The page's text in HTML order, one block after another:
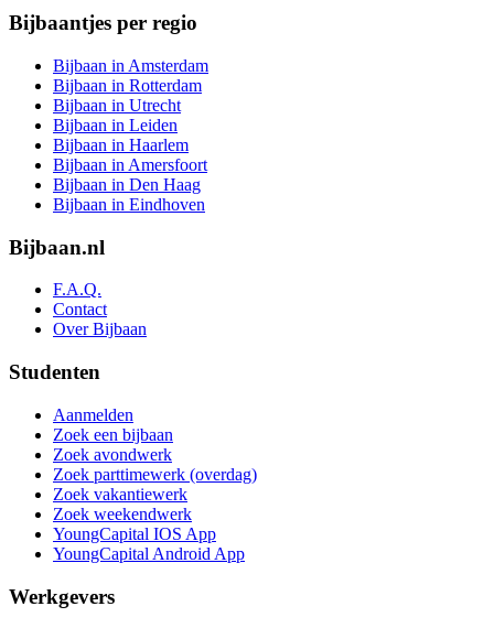
Bijbaantjes per regio
Bijbaan in Amsterdam
Bijbaan in Rotterdam
Bijbaan in Utrecht
Bijbaan in Leiden
Bijbaan in Haarlem
Bijbaan in Amersfoort
Bijbaan in Den Haag
Bijbaan in Eindhoven
Bijbaan.nl
F.A.Q.
Contact
Over Bijbaan
Studenten
Aanmelden
Zoek een bijbaan
Zoek avondwerk
Zoek parttimewerk (overdag)
Zoek vakantiewerk
Zoek weekendwerk
YoungCapital IOS App
YoungCapital Android App
Werkgevers